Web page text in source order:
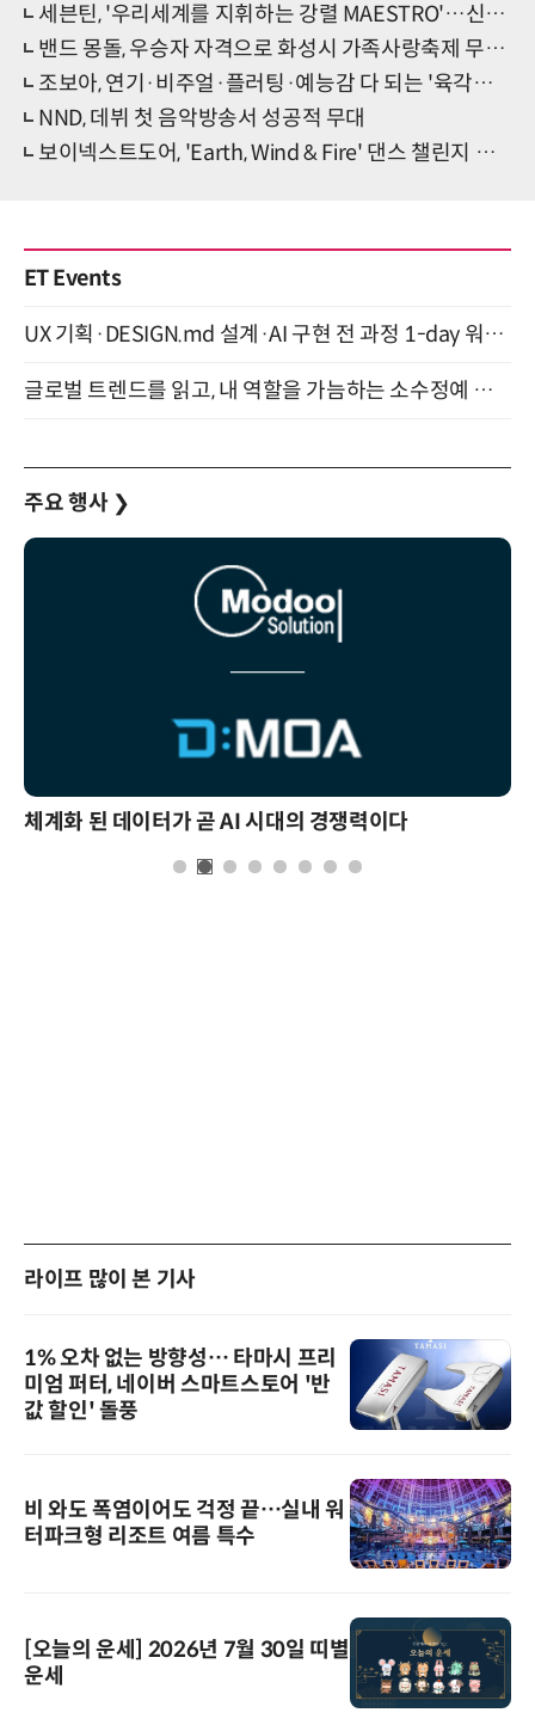
세븐틴, '우리세계를 지휘하는 강렬 MAESTRO'…신곡 4곡 하라메 공개
밴드 몽돌, 우승자 자격으로 화성시 가족사랑축제 무대 다시 오른다
조보아, 연기·비주얼·플러팅·예능감 다 되는 '육각형 배우' 등극
NND, 데뷔 첫 음악방송서 성공적 무대
보이넥스트도어, 'Earth, Wind & Fire' 댄스 챌린지 인기
ET Events
UX 기획·DESIGN.md 설계·AI 구현 전 과정 1-day 워크숍 with Claude Code·Codex 9월 15일 개최
글로벌 트렌드를 읽고, 내 역할을 가늠하는 소수정예 실습 워크숍 (8/28)
주요 행사 ❯
체계화 된 데이터가 곧 AI 시대의 경쟁력이다
라이프 많이 본 기사
1% 오차 없는 방향성… 타마시 프리
미엄 퍼터, 네이버 스마트스토어 '반
값 할인' 돌풍
비 와도 폭염이어도 걱정 끝…실내 워
터파크형 리조트 여름 특수
[오늘의 운세] 2026년 7월 30일 띠별
운세